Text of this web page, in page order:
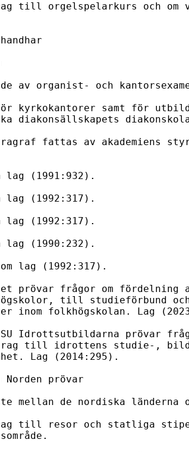
till orgelspelarkurs och
av organist- och
för kyrkokantorer samt för
diakonsällskapets
fattas av akademiens
lag (1991:932).
lag (1992:317).
lag (1992:317).
lag (1990:232).
lag (1992:317).
prövar frågor om fördelning
till studieförbund
inom folkhögskolan. Lag
Idrottsutbildarna prövar
till idrottens studie-,
Lag (2014:295).
Norden prövar
mellan de nordiska länderna
till resor och statliga